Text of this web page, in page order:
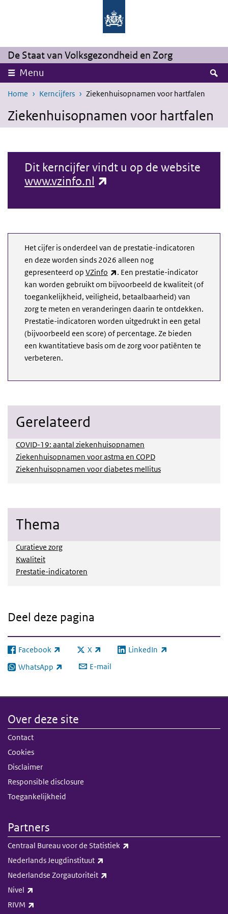
Overslaan en naar de inhoud gaan
De Staat van Volksgezondheid en Zorg
Menu
Home Kerncijfers Ziekenhuisopnamen voor hartfalen
Ziekenhuisopnamen voor hartfalen
Dit kerncijfer vindt u op de website
www.vzinfo.nl
Het cijfer is onderdeel van de prestatie-indicatoren
en deze worden sinds 2026 alleen nog
gepresenteerd op VZinfo (externe link)
. Een prestatie-indicator
kan worden gebruikt om bijvoorbeeld de kwaliteit (of
toegankelijkheid, veiligheid, betaalbaarheid) van
zorg te meten en veranderingen daarin te ontdekken.
Prestatie-indicatoren worden uitgedrukt in een getal
(bijvoorbeeld een score) of percentage. Ze bieden
een kwantitatieve basis om de zorg voor patiënten te
verbeteren.
Gerelateerd
COVID-19: aantal ziekenhuisopnamen
Ziekenhuisopnamen voor astma en COPD
Ziekenhuisopnamen voor diabetes mellitus
Thema
Curatieve zorg
Kwaliteit
Prestatie-indicatoren
Deel deze pagina
Facebook
(externe link) X
(externe link) LinkedIn
(externe link)
WhatsApp
(externe link) E-mail
Over deze site
Contact
Cookies
Disclaimer
Responsible disclosure
Toegankelijkheid
Partners
Centraal Bureau voor de Statistiek
Nederlands Jeugdinstituut
Nederlandse Zorgautoriteit
Nivel
RIVM